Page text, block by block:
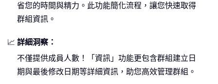
省您的時間與精力。此功能簡化流程，讓您快速取得
群組資訊。
📈 詳細洞察：
不僅提供成員人數！「資訊」功能更包含群組建立日
期與最後修改日期等詳細資訊，助您高效管理群組。